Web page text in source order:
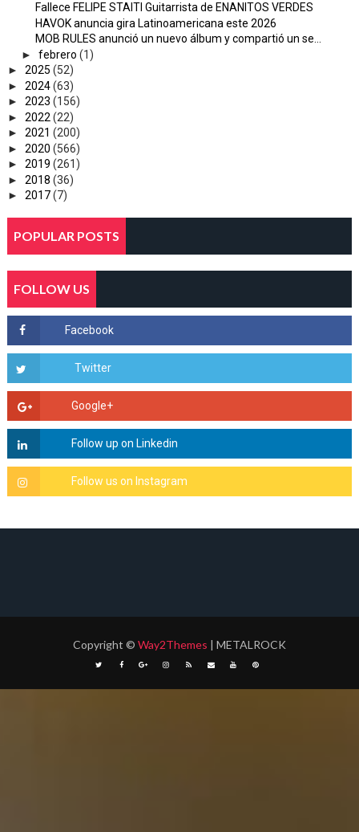
Fallece FELIPE STAITI Guitarrista de ENANITOS VERDES
HAVOK anuncia gira Latinoamericana este 2026
MOB RULES anunció un nuevo álbum y compartió un se...
► febrero (1)
► 2025 (52)
► 2024(63)
► 2023 (156)
► 2022 (22)
► 2021 (200)
► 2020 (566)
► 2019 (261)
► 2018 (36)
► 2017(7)
POPULAR POSTS
FOLLOW US
Copyright © Way2Themes | METALROCK